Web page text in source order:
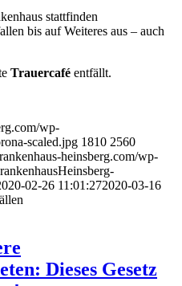
stattfinden
bis auf Weiteres aus – auch
Trauercafé entfällt.
wp-
scaled.jpg 1810 2560
heinsberg.com/wp-
02-26 11:01:272020-03-16
Dieses Gesetz